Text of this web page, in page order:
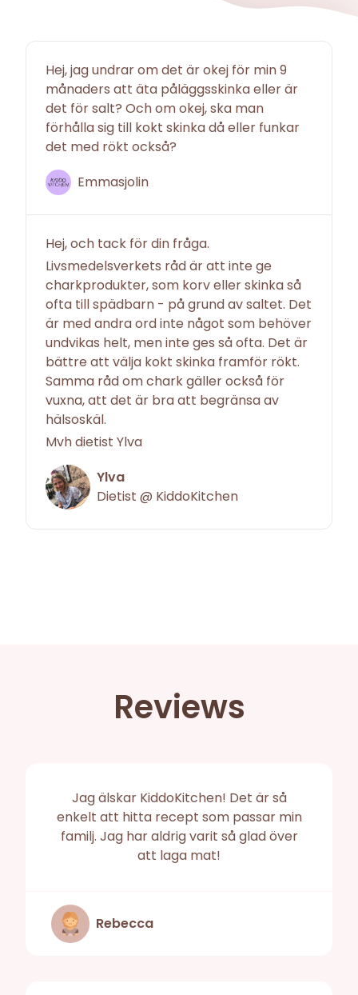
Hej, jag undrar om det är okej för min 9
månaders att äta påläggsskinka eller är
det för salt? Och om okej, ska man
förhålla sig till kokt skinka då eller funkar
det med rökt också?
Emmasjolin
Hej, och tack för din fråga.
Livsmedelsverkets råd är att inte ge
charkprodukter, som korv eller skinka så
ofta till spädbarn - på grund av saltet. Det
är med andra ord inte något som behöver
undvikas helt, men inte ges så ofta. Det är
bättre att välja kokt skinka framför rökt.
Samma råd om chark gäller också för
vuxna, att det är bra att begränsa av
hälsoskäl.
Mvh dietist Ylva
Ylva
Dietist @ KiddoKitchen
Reviews
Jag älskar KiddoKitchen! Det är så
enkelt att hitta recept som passar min
familj. Jag har aldrig varit så glad över
att laga mat!
Rebecca